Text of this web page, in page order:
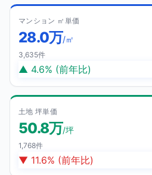
マンション ㎡単価
28.0万/㎡
3,635件
▲ 4.6% (前年比)
土地 坪単価
50.8万/坪
1,768件
▼ 11.6% (前年比)